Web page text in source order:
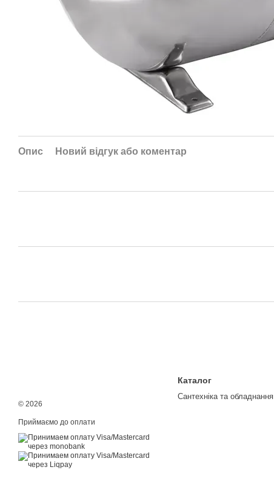
Опис Новий відгук або коментар
© 2026
Приймаємо до оплати
Каталог
Сантехніка та обладнання